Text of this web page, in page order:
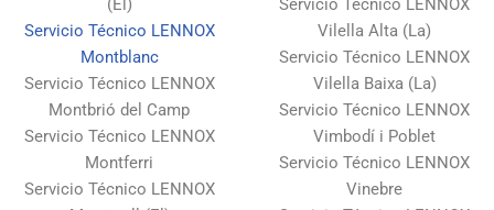
(El)
Servicio Técnico LENNOX
Montblanc
Servicio Técnico LENNOX
Montbrió del Camp
Servicio Técnico LENNOX
Montferri
Servicio Técnico LENNOX
Servicio Técnico LENNOX
Vilella Alta (La)
Servicio Técnico LENNOX
Vilella Baixa (La)
Servicio Técnico LENNOX
Vimbodí i Poblet
Servicio Técnico LENNOX
Vinebre